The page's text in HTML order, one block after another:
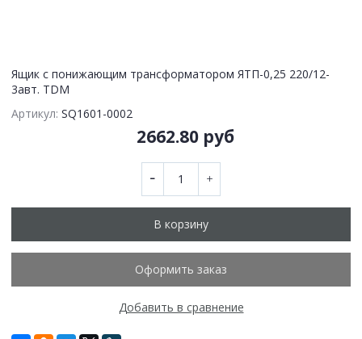
Ящик с понижающим трансформатором ЯТП-0,25 220/12-
3авт. TDM
Артикул: SQ1601-0002
2662.80 руб
В корзину
Оформить заказ
Добавить в сравнение